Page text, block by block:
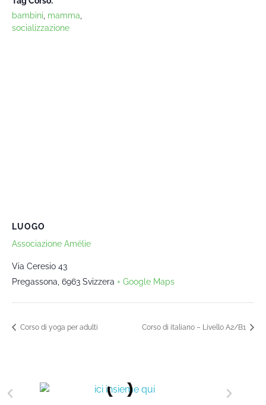
bambini mamma
socializzazione
LUOGO
Associazione Amélie
Via Ceresio 43
Pregassona 6963 Svizzera + Google Maps
Corso di yoga per adulti Corso di italiano – Livello A2/B1